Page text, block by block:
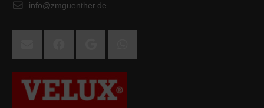
info@zmguenther.de